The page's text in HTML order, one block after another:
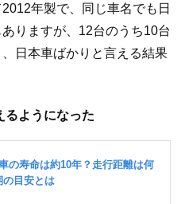
年製で、同じ車名でも日
りますが、12台のうち10台
日本車ばかりと言える結果
るようになった